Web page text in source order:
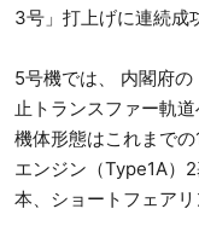
3号」打上げに連続成
5号機では、 内閣府
止トランスファー軌道
機体形態はこれまで
エンジン（Type1A）
本、ショートフェアリ